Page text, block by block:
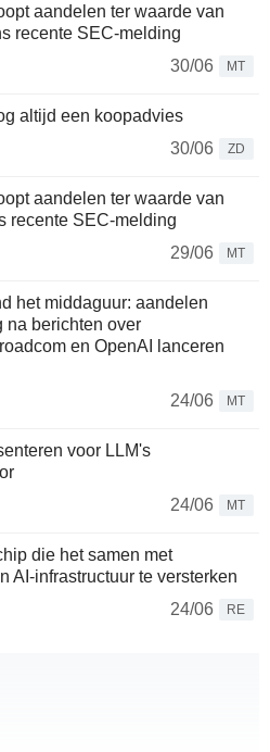
aandelen ter waarde van
recente SEC-melding
30/06
MT
altijd een koopadvies
30/06
ZD
aandelen ter waarde van
recente SEC-melding
29/06
MT
het middaguur: aandelen
na berichten over
en OpenAI lanceren
24/06
MT
voor LLM's
24/06
MT
die het samen met
AI-infrastructuur te versterken
24/06
RE